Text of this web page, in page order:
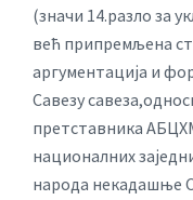
(значи 14.разло за
већ припремљена
аргументација и
Савезу
претставника
националних
народа некадашње